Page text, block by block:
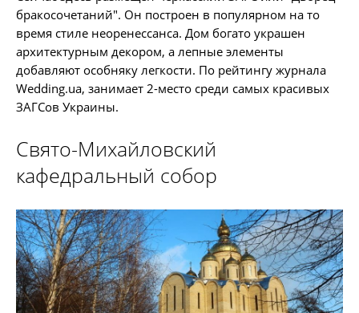
бракосочетаний". Он построен в популярном на то
время стиле неоренессанса. Дом богато украшен
архитектурным декором, а лепные элементы
добавляют особняку легкости. По рейтингу журнала
Wedding.ua, занимает 2-место среди самых красивых
ЗАГСов Украины.
Свято-Михайловский
кафедральный собор